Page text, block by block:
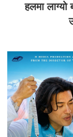
हलमा लाग्यो